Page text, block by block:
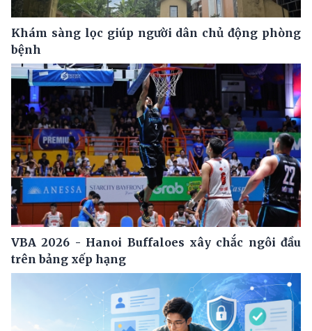
Khám sàng lọc giúp người dân chủ động phòng
bệnh
VBA 2026 - Hanoi Buffaloes xây chắc ngôi đầu
trên bảng xếp hạng